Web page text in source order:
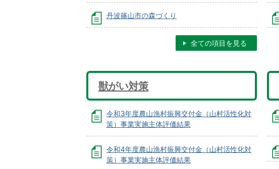
丹波篠山市の森づくり
全ての項目を見る
獣がい対策
令和3年度農山漁村振興交付金（山村活性化対
策）事業実施主体評価結果
令和4年度農山漁村振興交付金（山村活性化対
策）事業実施主体評価結果